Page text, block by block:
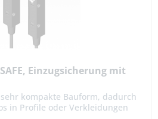
Einzugsicherung mit
sehr kompakte Bauform, dadurch
in Profile oder Verkleidungen